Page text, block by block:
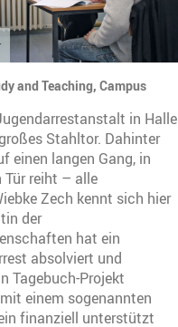
and Teaching, Campus
in Halle
Stahltor. Dahinter
einen langen Gang, in
Tür reiht – alle
Zech kennt sich hier
der
hat ein
absolviert und
Tagebuch-Projekt
einem sogenannten
finanziell unterstützt